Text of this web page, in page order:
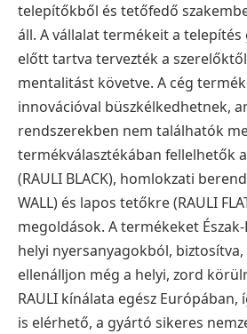
telepítőkből és tetőfedő
áll. A vállalat termékeit a telepítés
előtt tartva tervezték a
mentalitást követve. A cég
innovációval büszkélkedhetnek,
rendszerekben nem találhatók
termékválasztékában fellelhetők
(RAULI BLACK), homlokzati
WALL) és lapos tetőkre (RAULI
megoldások. A termékeket
helyi nyersanyagokból,
ellenálljon még a helyi, zord
RAULI kínálata egész
is elérhető, a gyártó sikeres